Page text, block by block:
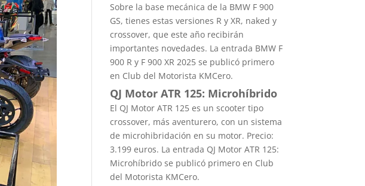
Sobre la base mecánica de la BMW F 900
GS, tienes estas versiones R y XR, naked y
crossover, que este año recibirán
importantes novedades. La entrada BMW F
900 R y F 900 XR 2025 se publicó primero
en Club del Motorista KMCero.
QJ Motor ATR 125: Microhíbrido
El QJ Motor ATR 125 es un scooter tipo
crossover, más aventurero, con un sistema
de microhibridación en su motor. Precio:
3.199 euros. La entrada QJ Motor ATR 125:
Microhíbrido se publicó primero en Club
del Motorista KMCero.